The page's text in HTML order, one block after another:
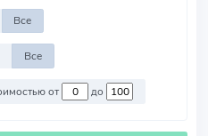
Все
Все
Против команд со стоимостью от до